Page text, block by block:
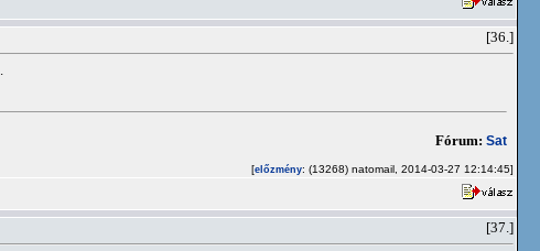
[36.]
Fórum: Sat
[előzmény: (13268) natomail, 2014-03-27 12:14:45]
[37.]